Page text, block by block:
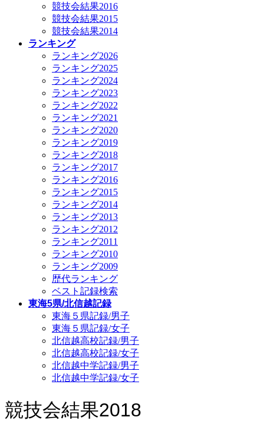
競技会結果2016
競技会結果2015
競技会結果2014
ランキング
ランキング2026
ランキング2025
ランキング2024
ランキング2023
ランキング2022
ランキング2021
ランキング2020
ランキング2019
ランキング2018
ランキング2017
ランキング2016
ランキング2015
ランキング2014
ランキング2013
ランキング2012
ランキング2011
ランキング2010
ランキング2009
歴代ランキング
ベスト記録検索
東海5県/北信越記録
東海５県記録/男子
東海５県記録/女子
北信越高校記録/男子
北信越高校記録/女子
北信越中学記録/男子
北信越中学記録/女子
競技会結果2018